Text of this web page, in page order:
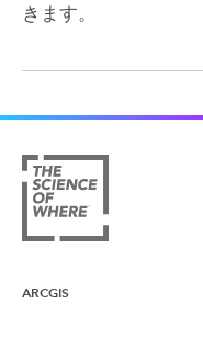
きます。
ARCGIS